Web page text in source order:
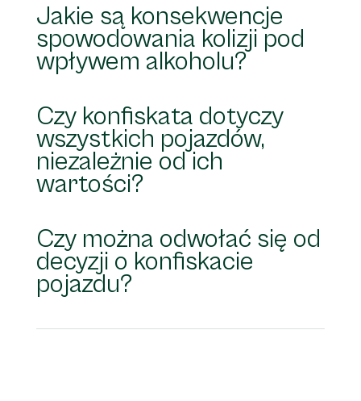
Jakie są konsekwencje
spowodowania kolizji pod
wpływem alkoholu?
Czy konfiskata dotyczy
wszystkich pojazdów,
niezależnie od ich
wartości?
Czy można odwołać się od
decyzji o konfiskacie
pojazdu?